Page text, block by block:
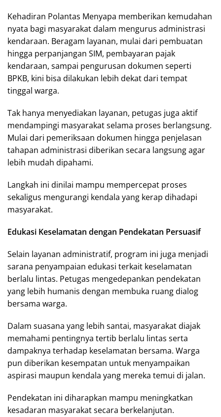
Kehadiran Polantas Menyapa memberikan kemudahan
nyata bagi masyarakat dalam mengurus administrasi
kendaraan. Beragam layanan, mulai dari pembuatan
hingga perpanjangan SIM, pembayaran pajak
kendaraan, sampai pengurusan dokumen seperti
BPKB, kini bisa dilakukan lebih dekat dari tempat
tinggal warga.
Tak hanya menyediakan layanan, petugas juga aktif
mendampingi masyarakat selama proses berlangsung.
Mulai dari pemeriksaan dokumen hingga penjelasan
tahapan administrasi diberikan secara langsung agar
lebih mudah dipahami.
Langkah ini dinilai mampu mempercepat proses
sekaligus mengurangi kendala yang kerap dihadapi
masyarakat.
Edukasi Keselamatan dengan Pendekatan Persuasif
Selain layanan administratif, program ini juga menjadi
sarana penyampaian edukasi terkait keselamatan
berlalu lintas. Petugas mengedepankan pendekatan
yang lebih humanis dengan membuka ruang dialog
bersama warga.
Dalam suasana yang lebih santai, masyarakat diajak
memahami pentingnya tertib berlalu lintas serta
dampaknya terhadap keselamatan bersama. Warga
pun diberikan kesempatan untuk menyampaikan
aspirasi maupun kendala yang mereka temui di jalan.
Pendekatan ini diharapkan mampu meningkatkan
kesadaran masyarakat secara berkelanjutan.